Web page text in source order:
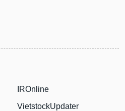
IROnline
VietstockUpdater